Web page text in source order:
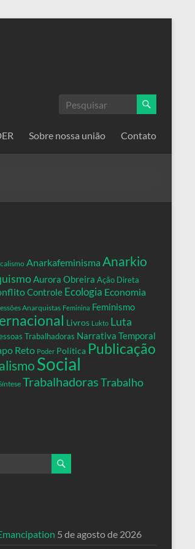
Sobre nossa união Contato
Anarkafeminisma Anarkio
Aurora Obreira Ação Direta
Controle Ecologia Economia
Anarquistas Feminina Feminismo
Livros Lukto Luta
Trabalhadoras Narrativa Temporal
Reto Poder Política Publicação
Social
TrabalhadorasTrabalho
5 de agosto de 2026